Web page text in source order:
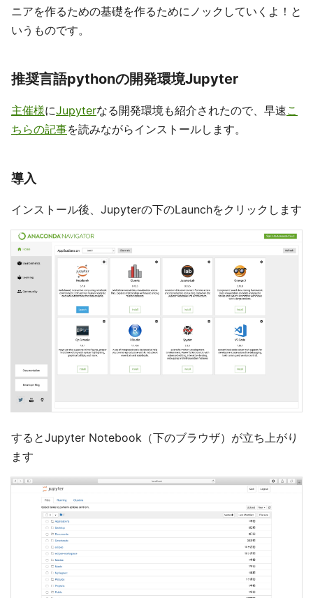
ニアを作るための基礎を作るためにノックしていくよ！と
いうものです。
推奨言語pythonの開発環境Jupyter
主催様にJupyterなる開発環境も紹介されたので、早速こ
ちらの記事を読みながらインストールします。
導入
インストール後、Jupyterの下のLaunchをクリックします
するとJupyter Notebook（下のブラウザ）が立ち上がり
ます